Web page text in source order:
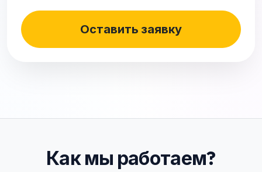
Оставить заявку
Как мы работаем?